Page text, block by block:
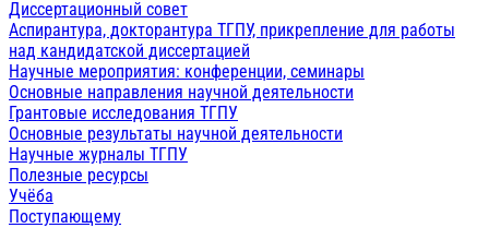
Диссертационный совет
Аспирантура, докторантура ТГПУ, прикрепление для работы
над кандидатской диссертацией
Научные мероприятия: конференции, семинары
Основные направления научной деятельности
Грантовые исследования ТГПУ
Основные результаты научной деятельности
Научные журналы ТГПУ
Полезные ресурсы
Учёба
Поступающему